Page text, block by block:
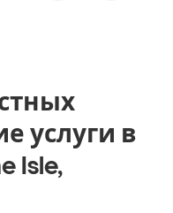
услуги в
Isle,